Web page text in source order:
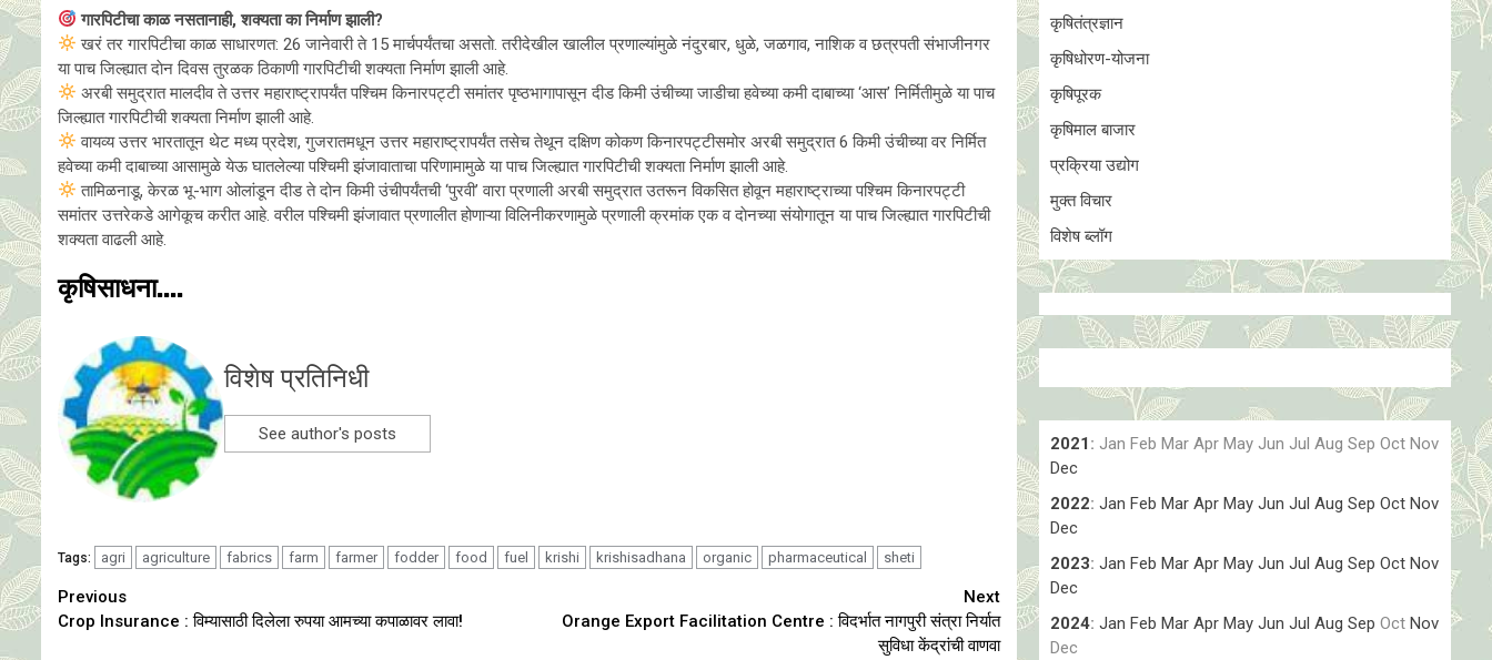
गारपिटीचा काळ नसतानाही, शक्यता का निर्माण झाली?
खरं तर गारपिटीचा काळ साधारणत: 26 जानेवारी ते 15 मार्चपर्यंतचा असताे. तरीदेखील खालील प्रणाल्यांमुळे नंदुरबार, धुळे, जळगाव, नाशिक व छत्रपती संभाजीनगर
या पाच जिल्ह्यात दाेन दिवस तुरळक ठिकाणी गारपिटीची शक्यता निर्माण झाली आहे.
अरबी समुद्रात मालदीव ते उत्तर महाराष्ट्रापर्यंत पश्चिम किनारपट्टी समांतर पृष्ठभागापासून दीड किमी उंचीच्या जाडीचा हवेच्या कमी दाबाच्या ‘आस’ निर्मितीमुळे या पाच
जिल्ह्यात गारपिटीची शक्यता निर्माण झाली आहे.
वायव्य उत्तर भारतातून थेट मध्य प्रदेश, गुजरातमधून उत्तर महाराष्ट्रापर्यंत तसेच तेथून दक्षिण कोकण किनारपट्टीसमोर अरबी समुद्रात 6 किमी उंचीच्या वर निर्मित
हवेच्या कमी दाबाच्या आसामुळे येऊ घातलेल्या पश्चिमी झंजावाताचा परिणामामुळे या पाच जिल्ह्यात गारपिटीची शक्यता निर्माण झाली आहे.
तामिळनाडू, केरळ भू-भाग ओलांडून दीड ते दोन किमी उंचीपर्यंतची ‘पुरवी’ वारा प्रणाली अरबी समुद्रात उतरून विकसित होवून महाराष्ट्राच्या पश्चिम किनारपट्टी
समांतर उत्तरेकडे आगेकूच करीत आहे. वरील पश्चिमी झंजावात प्रणालीत होणाऱ्या विलिनीकरणामुळे प्रणाली क्रमांक एक व दाेनच्या संयोगातून या पाच जिल्ह्यात गारपिटीची
शक्यता वाढली आहे.
कृषिसाधना....
विशेष प्रतिनिधी
See author's posts
Tags: agri agriculture fabrics farm farmer fodder food fuel krishi krishisadhana organic pharmaceutical sheti
Continue
Reading
Previous
Crop Insurance : विम्यासाठी दिलेला रुपया आमच्या कपाळावर लावा!
Next
Orange Export Facilitation Centre : विदर्भात नागपुरी संत्रा निर्यात
सुविधा केंद्रांची वाणवा
कृषितंत्रज्ञान
कृषिधोरण-योजना
कृषिपूरक
कृषिमाल बाजार
प्रक्रिया उद्योग
मुक्त विचार
विशेष ब्लॉग
2021 : Jan Feb Mar Apr May Jun Jul Aug Sep Oct Nov
Dec
2022: Jan Feb Mar Apr May Jun Jul Aug Sep Oct Nov
Dec
2023: Jan Feb Mar Apr May Jun Jul Aug Sep Oct Nov
Dec
2024: Jan Feb Mar Apr May Jun Jul Aug Sep Oct Nov
Dec